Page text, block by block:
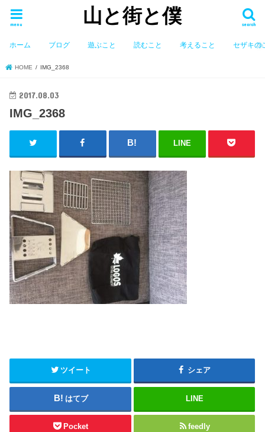
山と街と僕 search
menu
ホーム ブログ 遊ぶこと 読むこと 考えること セザキの
HOME IMG_2368
2017.08.03
IMG_2368
LINE
ツイート シェア
はてブ LINE
Pocket feedly